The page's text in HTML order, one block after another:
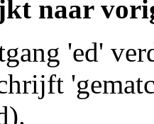
naar
'ed'